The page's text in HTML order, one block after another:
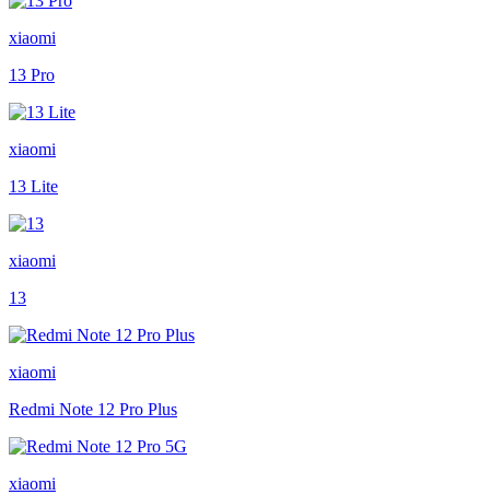
xiaomi
13 Pro
xiaomi
13 Lite
xiaomi
13
xiaomi
Redmi Note 12 Pro Plus
xiaomi